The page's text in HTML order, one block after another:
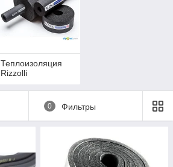
Теплоизоляция
Rizzolli
0 Фильтры